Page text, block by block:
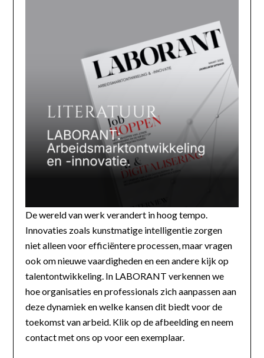
De wereld van werk verandert in hoog tempo.
Innovaties zoals kunstmatige intelligentie zorgen
niet alleen voor efficiëntere processen, maar vragen
ook om nieuwe vaardigheden en een andere kijk op
talentontwikkeling. In LABORANT verkennen we
hoe organisaties en professionals zich aanpassen aan
deze dynamiek en welke kansen dit biedt voor de
toekomst van arbeid. Klik op de afbeelding en neem
contact met ons op voor een exemplaar.